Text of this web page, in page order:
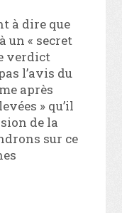
à dire que
un « secret
verdict
l’avis du
après
» qu’il
de la
sur ce